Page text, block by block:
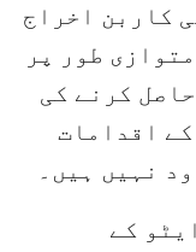
کاربن اخراج
طور پر
کرنے کی
کے اقدامات
نہیں ہیں۔
کے